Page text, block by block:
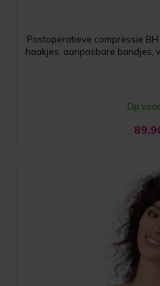
Postoperatieve compressie
haakjes, aanpasbare bandjes,
Op